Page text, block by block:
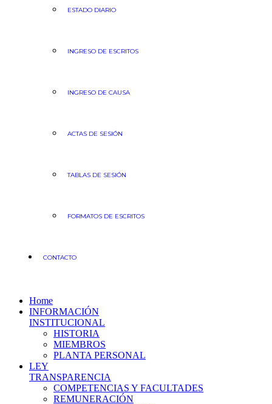
ESTADO DIARIO
INGRESO DE ESCRITOS
INGRESO DE CAUSA
ACTAS DE SESIÓN
TABLAS DE SESIÓN
FORMATOS DE ESCRITOS
CONTACTO
Home
INFORMACIÓN
INSTITUCIONAL
HISTORIA
MIEMBROS
PLANTA PERSONAL
LEY
TRANSPARENCIA
COMPETENCIAS Y FACULTADES
REMUNERACIÓN